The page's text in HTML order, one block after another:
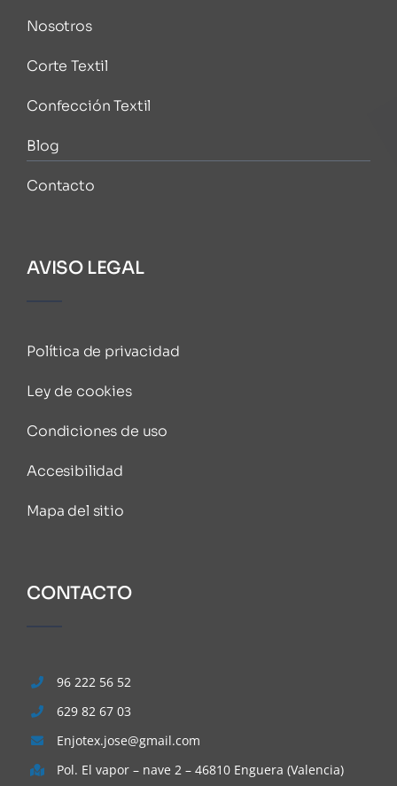
Nosotros
Corte Textil
Confección Textil
Blog
Contacto
AVISO LEGAL
Política de privacidad
Ley de cookies
Condiciones de uso
Accesibilidad
Mapa del sitio
CONTACTO
96 222 56 52
629 82 67 03
Enjotex.jose@gmail.com
Pol. El vapor – nave 2 – 46810 Enguera (Valencia)